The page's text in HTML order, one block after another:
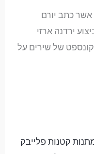
כתב יורם
ירדנה ארזי
של שירים על